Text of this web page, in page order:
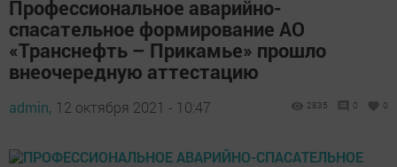
Профессиональное аварийно-
спасательное формирование АО
«Транснефть – Прикамье» прошло
внеочередную аттестацию
admin, 12 октября 2021 - 10:47 2835 0 0